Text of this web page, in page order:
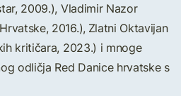
2009.), Vladimir Nazor
2016.), Zlatni Oktavijan
kritičara, 2023.) i mnoge
odličja Red Danice hrvatske s